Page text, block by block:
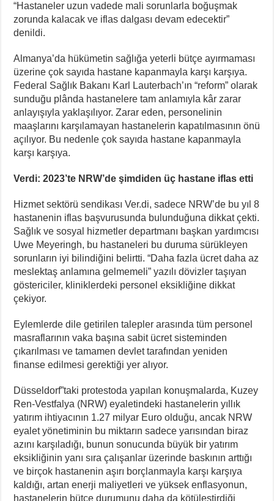
“Hastaneler uzun vadede mali sorunlarla boğuşmak
zorunda kalacak ve iflas dalgası devam edecektir”
denildi.
Almanya’da hükümetin sağlığa yeterli bütçe ayırmaması
üzerine çok sayıda hastane kapanmayla karşı karşıya.
Federal Sağlık Bakanı Karl Lauterbach’ın “reform” olarak
sunduğu plânda hastanelere tam anlamıyla kâr zarar
anlayışıyla yaklaşılıyor. Zarar eden, personelinin
maaşlarını karşılamayan hastanelerin kapatılmasının önü
açılıyor. Bu nedenle çok sayıda hastane kapanmayla
karşı karşıya.
Verdi: 2023’te NRW’de şimdiden üç hastane iflas etti
Hizmet sektörü sendikası Ver.di, sadece NRW’de bu yıl 8
hastanenin iflas başvurusunda bulunduğuna dikkat çekti.
Sağlık ve sosyal hizmetler departmanı başkan yardımcısı
Uwe Meyeringh, bu hastaneleri bu duruma sürükleyen
sorunların iyi bilindiğini belirtti. “Daha fazla ücret daha az
meslektaş anlamına gelmemeli” yazılı dövizler taşıyan
göstericiler, kliniklerdeki personel eksikliğine dikkat
çekiyor.
Eylemlerde dile getirilen talepler arasında tüm personel
masraflarının vaka başına sabit ücret sisteminden
çıkarılması ve tamamen devlet tarafından yeniden
finanse edilmesi gerektiği yer alıyor.
Düsseldorf”taki protestoda yapılan konuşmalarda, Kuzey
Ren-Vestfalya (NRW) eyaletindeki hastanelerin yıllık
yatırım ihtiyacının 1.27 milyar Euro olduğu, ancak NRW
eyalet yönetiminin bu miktarın sadece yarısından biraz
azını karşıladığı, bunun sonucunda büyük bir yatırım
eksikliğinin yanı sıra çalışanlar üzerinde baskının arttığı
ve birçok hastanenin aşırı borçlanmayla karşı karşıya
kaldığı, artan enerji maliyetleri ve yüksek enflasyonun,
hastanelerin bütçe durumunu daha da kötüleştirdiği